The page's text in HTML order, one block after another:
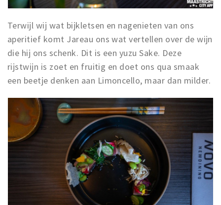
Terwijl wij wat bijkletsen en nagenieten van ons
aperitief komt Jareau ons wat vertellen over de wijn
die hij ons schenk. Dit is een yuzu Sake. Deze
rijstwijn is zoet en fruitig en doet ons qua smaak
een beetje denken aan Limoncello, maar dan milder.